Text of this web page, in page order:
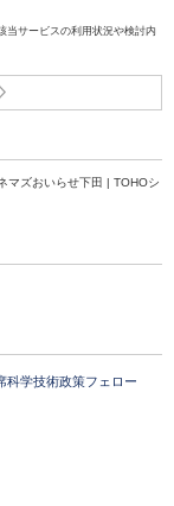
当サービスの利用状況や検討内
マズおいらせ下田 | TOHOシ
科学技術政策フェロー